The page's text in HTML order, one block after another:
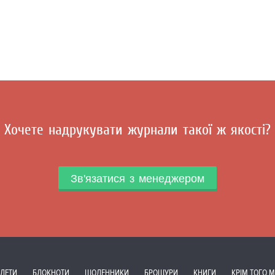
Хочете надрукувати журнали такої ж якості?
Зв'язатися з менеджером